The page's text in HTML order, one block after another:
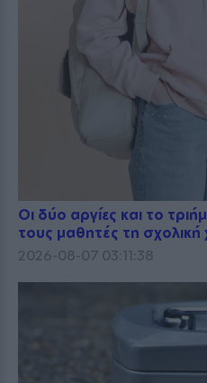
Οι δύο αργίες και το
τους μαθητές τη
2026-08-07 03:11:38